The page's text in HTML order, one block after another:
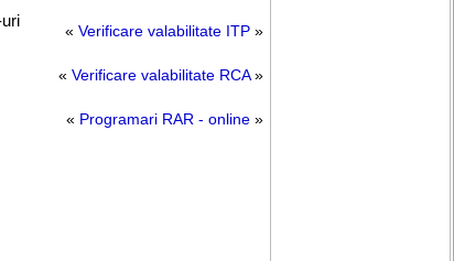
« Verificare valabilitate ITP »
« Verificare valabilitate RCA»
« Programari RAR - online »